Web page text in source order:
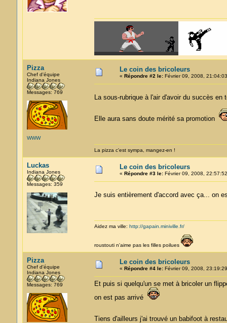
Pizza
Chef d'équipe
Indiana Jones
Messages: 769
WWW
Le coin des bricoleurs
« Répondre #2 le:Février 09, 2008,
La sous-rubrique à l'air d'avoir du succès en
Elle aura sans doute mérité sa promotion
La pizza c'est sympa, mangez-en !
Luckas
Indiana Jones
Messages: 359
Le coin des bricoleurs
« Répondre #3 le:Février 09, 2008,
Je suis entièrement d'accord avec ça... on
Aidez ma ville: http://gapain.miniville.fr/
roustouti n'aime pas les filles poilues
Pizza
Chef d'équipe
Indiana Jones
Messages: 769
Le coin des bricoleurs
« Répondre #4 le:Février 09, 2008,
Et puis si quelqu'un se met à bricoler un
on est pas arrivé
Tiens d'ailleurs j'ai trouvé un babifoot à